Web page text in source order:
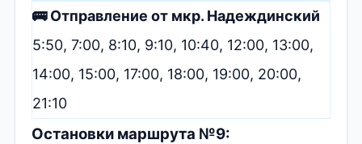
🚌 Отправление от мкр. Надеждинский
5:50, 7:00, 8:10, 9:10, 10:40, 12:00, 13:00,
14:00, 15:00, 17:00, 18:00, 19:00, 20:00,
21:10
Остановки маршрута №9: